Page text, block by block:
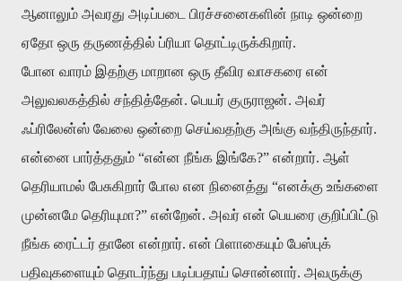
ஆனாலும் அவரது அடிப்படை பிரச்சனைகளின் நாடி ஒன்றை
ஏதோ ஒரு தருணத்தில் ப்ரியா தொட்டிருக்கிறார்.
போன வாரம் இதற்கு மாறான ஒரு தீவிர வாசகரை என்
அலுவலகத்தில் சந்தித்தேன். பெயர் குருராஜன். அவர்
ஃப்ரிலேன்ஸ் வேலை ஒன்றை செய்வதற்கு அங்கு வந்திருந்தார்.
என்னை பார்த்ததும் “என்ன நீங்க இங்கே?” என்றார். ஆள்
தெரியாமல் பேசுகிறார் போல என நினைத்து “எனக்கு உங்களை
முன்னமே தெரியுமா?” என்றேன். அவர் என் பெயரை குறிப்பிட்டு
நீங்க ரைட்டர் தானே என்றார். என் பிளாகையும் பேஸ்புக்
பதிவுகளையும் தொடர்ந்து படிப்பதாய் சொன்னார். அவருக்கு